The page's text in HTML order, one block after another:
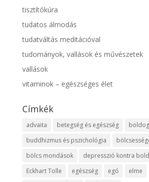
tisztítókúra
tudatos álmodás
tudatváltás meditációval
tudományok, vallások és művészetek
vallások
vitaminok – egészséges élet
Címkék
advaita betegség és egészség
buddhizmus és pszichológia
bölcs mondások
depresszió kontra
Eckhart Tolle
egészség egó
elme